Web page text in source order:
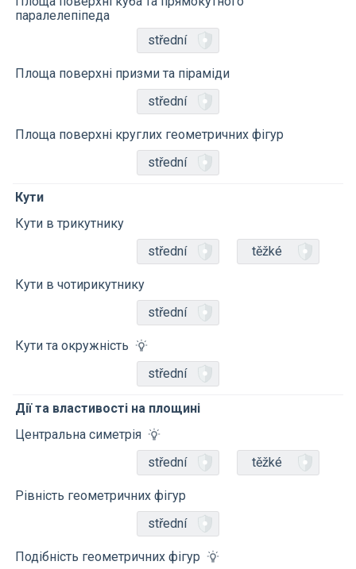
паралелепіпеда
střední
Площа поверхні призми та піраміди
střední
Площа поверхні круглих геометричних фігур
střední
Кути
Кути в трикутнику
střední
těžké
Кути в чотирикутнику
střední
Кути та окружність
střední
Дії та властивості на площині
Центральна симетрія
střední
těžké
Рівність геометричних фігур
střední
Подібність геометричних фігур